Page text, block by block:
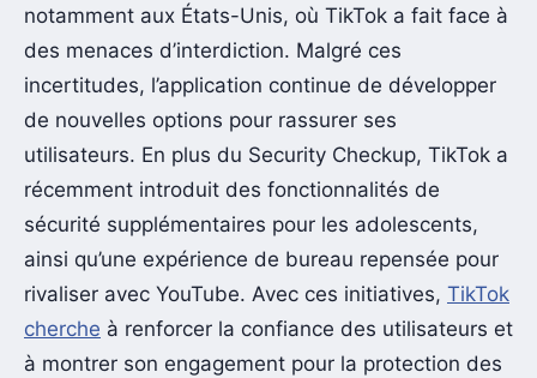
notamment aux États-Unis, où TikTok a fait face à
des menaces d’interdiction. Malgré ces
incertitudes, l’application continue de développer
de nouvelles options pour rassurer ses
utilisateurs. En plus du Security Checkup, TikTok a
récemment introduit des fonctionnalités de
sécurité supplémentaires pour les adolescents,
ainsi qu’une expérience de bureau repensée pour
rivaliser avec YouTube. Avec ces initiatives, TikTok
cherche à renforcer la confiance des utilisateurs et
à montrer son engagement pour la protection des